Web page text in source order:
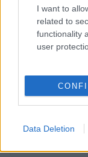
I want to
related to
functionality
user
Data Deletion
444.hu